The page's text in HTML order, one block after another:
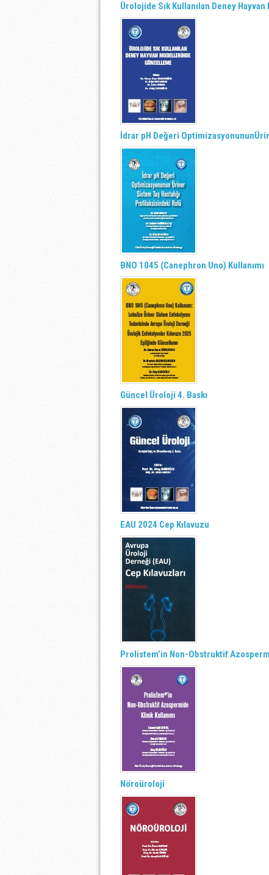
Ürolojide Sık Kullanılan Deney
İdrar pH Değeri
BNO 1045 (Canephron Uno) Kullanımı
Güncel Üroloji 4. Baskı
EAU 2024 Cep Kılavuzu
Prolistem’in Non-Obstruktif
Nöroüroloji